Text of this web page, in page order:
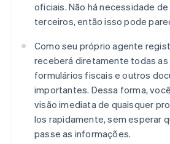
oficiais. Não há necessidade
terceiros, então isso pode
Como seu próprio agente
receberá diretamente todas
formulários fiscais e outros
importantes. Dessa forma,
visão imediata de quaisquer
los rapidamente, sem esperar
passe as informações.